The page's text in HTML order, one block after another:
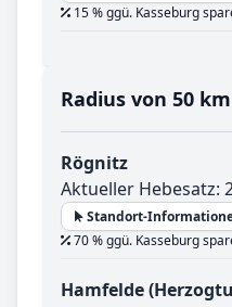
15 % ggü. Kasseburg
Radius von 50 km
Rögnitz
Aktueller Hebesatz:
Standort-
70 % ggü. Kasseburg
Hamfelde